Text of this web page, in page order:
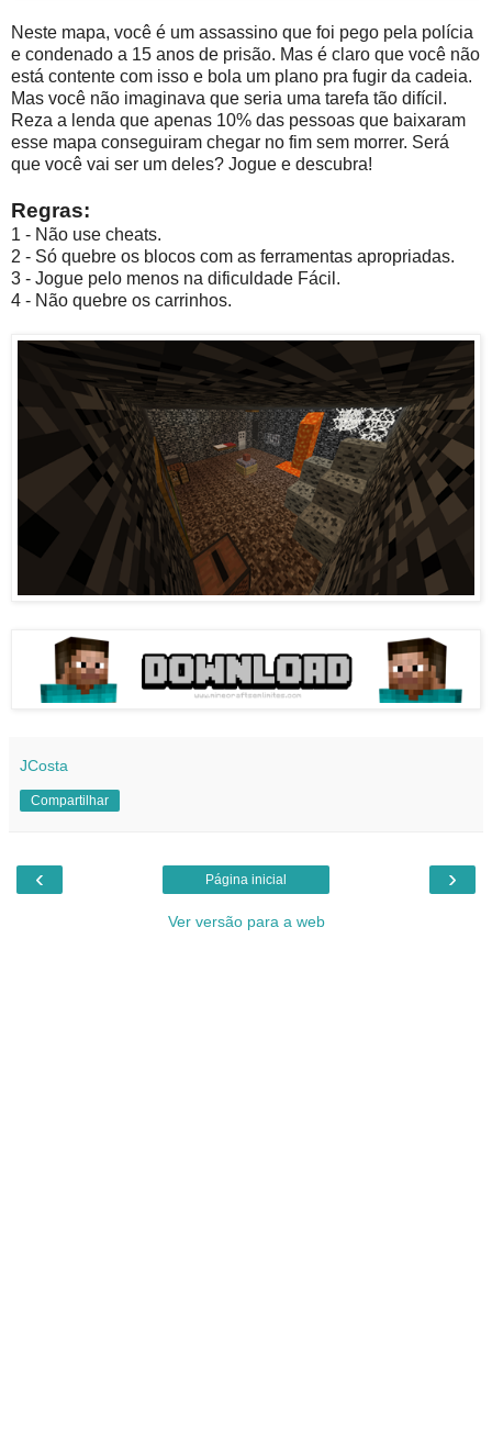
Neste mapa, você é um assassino que foi pego pela polícia
e condenado a 15 anos de prisão. Mas é claro que você não
está contente com isso e bola um plano pra fugir da cadeia.
Mas você não imaginava que seria uma tarefa tão difícil.
Reza a lenda que apenas 10% das pessoas que baixaram
esse mapa conseguiram chegar no fim sem morrer. Será
que você vai ser um deles? Jogue e descubra!
Regras:
1 - Não use cheats.
2 - Só quebre os blocos com as ferramentas apropriadas.
3 - Jogue pelo menos na dificuldade Fácil.
4 - Não quebre os carrinhos.
JCosta
Compartilhar
‹ ›
Página inicial
Ver versão para a web